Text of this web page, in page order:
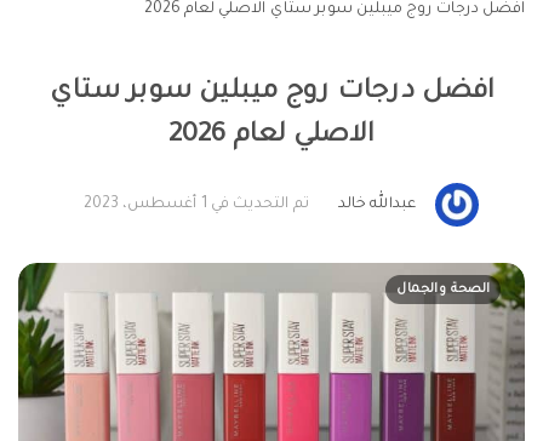
افضل درجات روج ميبلين سوبر ستاي الاصلي لعام 2026
افضل درجات روج ميبلين سوبر ستاي
الاصلي لعام 2026
عبدالله خالد تم التحديث في 1 أغسطس، 2023
الصحة والجمال